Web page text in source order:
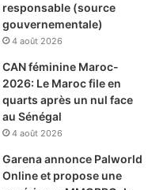
responsable (source
gouvernementale)
4 août 2026
CAN féminine Maroc-
2026: Le Maroc file en
quarts après un nul face
au Sénégal
4 août 2026
Garena annonce Palworld
Online et propose une